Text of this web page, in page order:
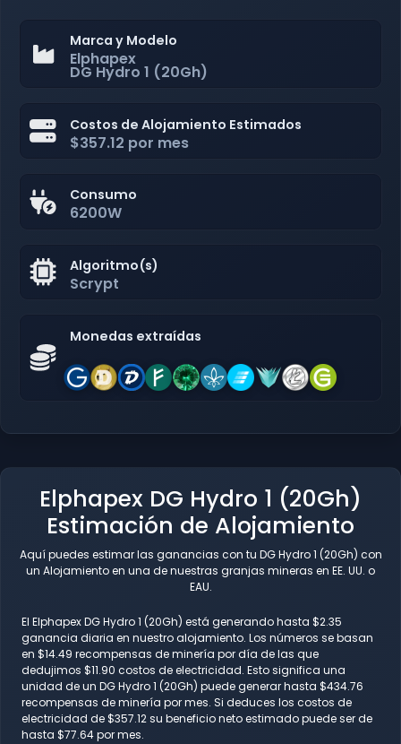
Marca y Modelo
Elphapex
DG Hydro 1 (20Gh)
Costos de Alojamiento Estimados
$357.12 por mes
Consumo
6200W
Algoritmo(s)
Scrypt
Monedas extraídas
Elphapex DG Hydro 1 (20Gh)
Estimación de Alojamiento
Aquí puedes estimar las ganancias con tu DG Hydro 1 (20Gh) con
un Alojamiento en una de nuestras granjas mineras en EE. UU. o
EAU.
El Elphapex DG Hydro 1 (20Gh) está generando hasta $2.35
ganancia diaria en nuestro alojamiento. Los números se basan
en $14.49 recompensas de minería por día de las que
dedujimos $11.90 costos de electricidad. Esto significa una
unidad de un DG Hydro 1 (20Gh) puede generar hasta $434.76
recompensas de minería por mes. Si deduces los costos de
electricidad de $357.12 su beneficio neto estimado puede ser de
hasta $77.64 por mes.